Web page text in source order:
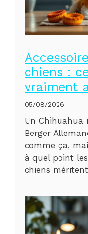
chiens :
vraiment
05/08/2026
Un Chihuahua
Berger
comme ça,
à quel point
chiens